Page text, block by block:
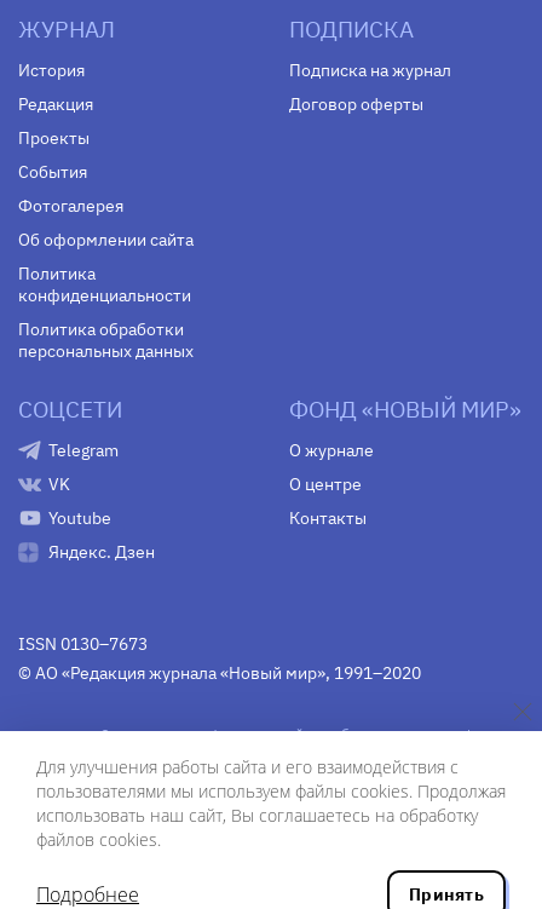
ЖУРНАЛ
История
Редакция
Проекты
События
Фотогалерея
Об оформлении сайта
Политика
конфиденциальности
Политика обработки
персональных данных
ПОДПИСКА
Подписка на журнал
Договор оферты
СОЦСЕТИ
Telegram
VK
Youtube
Яндекс. Дзен
ФОНД «НОВЫЙ МИР»
О журнале
О центре
Контакты
ISSN 0130–7673
© АО «Редакция журнала «Новый мир», 1991–2020
Свидетельство Федеральной службы по надзору в сфере
коммуникаций средства массовой информации
(Роскомнадзор)ПИ № Фс 77-75754 от 13 июня 2019 г.
Разработка сайта — ООО «Инфодизайн»
Для улучшения работы сайта и его взаимодействия с
пользователями мы используем файлы cookies. Продолжая
использовать наш сайт, Вы соглашаетесь на обработку
файлов cookies.
Подробнее Принять